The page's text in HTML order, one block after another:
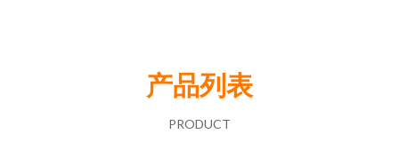
产品列表
PRODUCT